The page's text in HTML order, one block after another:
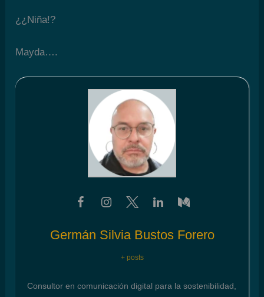
¿¿­Niña!?
­Mayda….
Germán Silvia Bustos Forero
+ posts
Consultor en comunicación digital para la sostenibilidad,